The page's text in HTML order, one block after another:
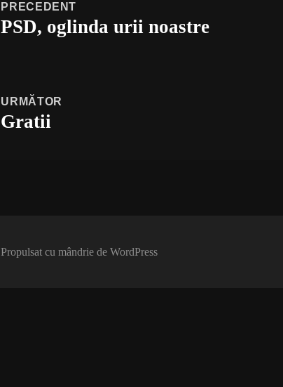
PRECEDENT
Articolul
PSD, oglinda urii noastre
URMĂTOR
Articolul
Gratii
Propulsat cu mândrie de WordPress